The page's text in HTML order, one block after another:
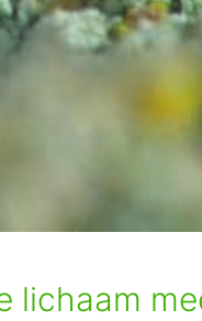
lichaam